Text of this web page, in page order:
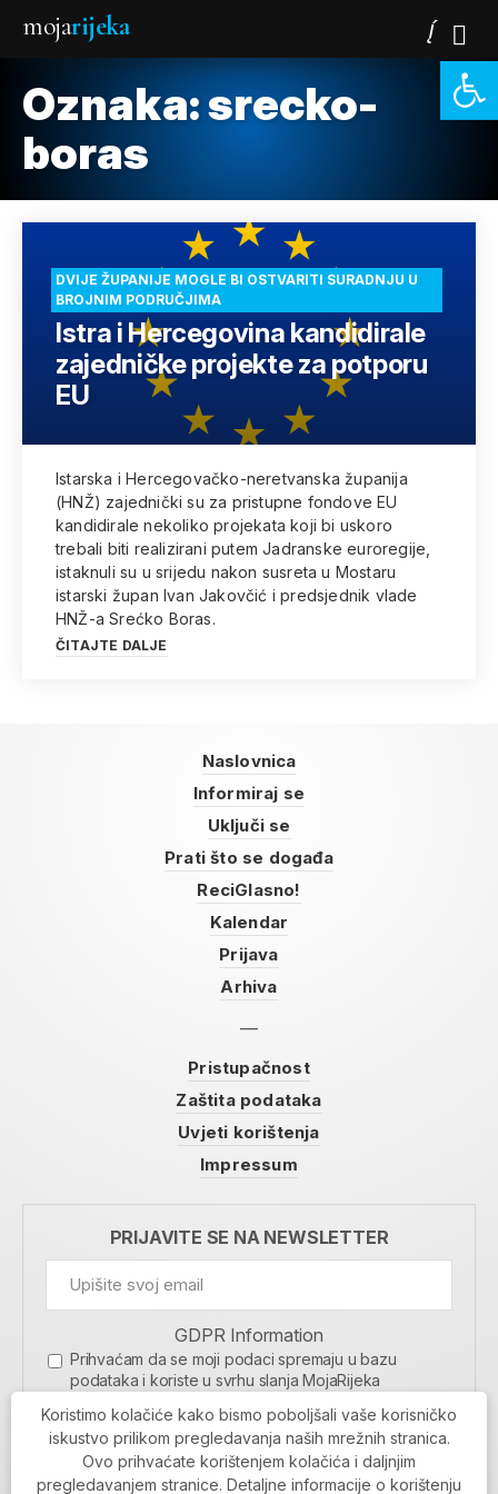
mojarijeka
Oznaka:srecko-
boras
DVIJE ŽUPANIJE MOGLE BI OSTVARITI SURADNJU U
BROJNIM PODRUČJIMA
Istra i Hercegovina kandidirale
zajedničke projekte za potporu
EU
Istarska i Hercegovačko-neretvanska županija
(HNŽ) zajednički su za pristupne fondove EU
kandidirale nekoliko projekata koji bi uskoro
trebali biti realizirani putem Jadranske euroregije,
istaknuli su u srijedu nakon susreta u Mostaru
istarski župan Ivan Jakovčić i predsjednik vlade
HNŽ-a Srećko Boras.
ČITAJTE DALJE
Naslovnica
Informiraj se
Uključi se
Prati što se događa
ReciGlasno!
Kalendar
Prijava
Arhiva
Pristupačnost
Zaštita podataka
Uvjeti korištenja
Impressum
PRIJAVITE SE NA NEWSLETTER
GDPR Information
Prihvaćam da se moji podaci spremaju u bazu
podataka i koriste u svrhu slanja MojaRijeka
MOJARIJEKA NEWSLETTER
PRIJAVI SE
Koristimo kolačiće kako bismo poboljšali vaše korisničko
iskustvo prilikom pregledavanja naših mrežnih stranica.
Ovo prihvaćate korištenjem kolačića i daljnjim
pregledavanjem stranice. Detaljne informacije o korištenju